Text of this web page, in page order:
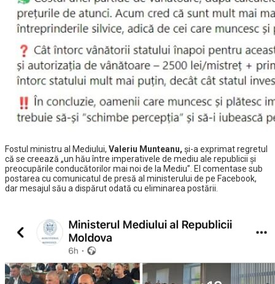
Fostul ministru al Mediului, Valeriu Munteanu, și-a exprimat regretul
că se creează „un hău între imperativele de mediu ale republicii și
preocupările conducătorilor mai noi de la Mediu”. El comentase sub
postarea cu comunicatul de presă al ministerului de pe Facebook,
dar mesajul său a dispărut odată cu eliminarea postării.